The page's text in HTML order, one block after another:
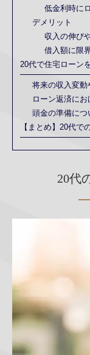
低金利時に
デメリット
収入の伸び
借入額に限
20代で住宅ローン
将来の収入変動
ローン返済にお
頭金の準備につ
【まとめ】20代で
20代